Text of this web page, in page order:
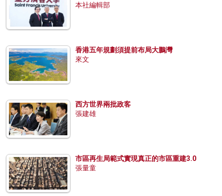
本社編輯部
香港五年規劃須提前布局大鵬灣
來文
西方世界兩批政客
張建雄
市區再生局範式實現真正的市區重建3.0
張量童